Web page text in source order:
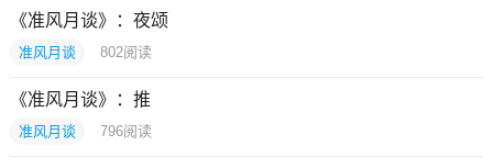
《准风月谈》：夜颂
准风月谈 802阅读
《准风月谈》：推
准风月谈 796阅读